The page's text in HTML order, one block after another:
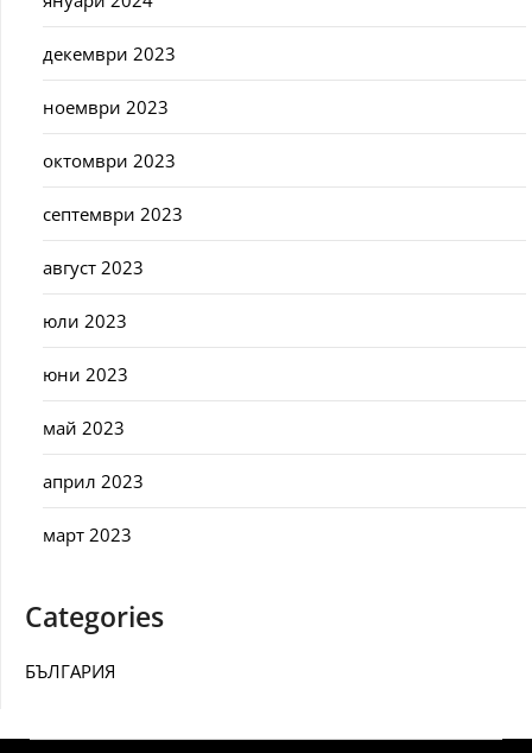
декември 2023
ноември 2023
октомври 2023
септември 2023
август 2023
юли 2023
юни 2023
май 2023
април 2023
март 2023
Categories
БЪЛГАРИЯ